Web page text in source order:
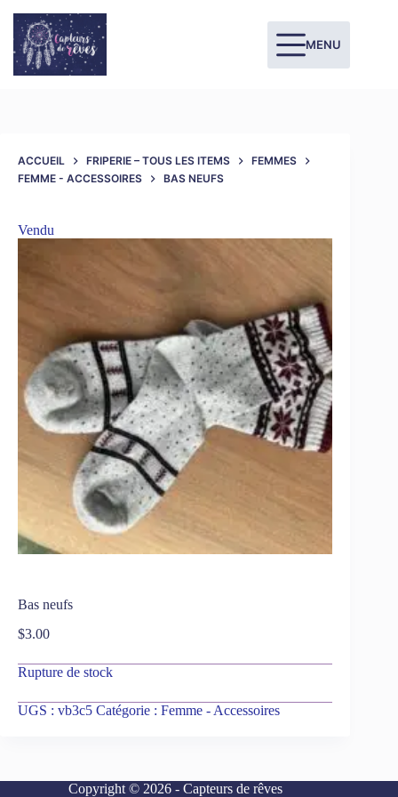
MENU
ACCUEIL FRIPERIE – TOUS LES ITEMS
FEMMES
FEMME - ACCESSOIRES
BAS NEUFS
Vendu
Bas neufs
$3.00
Rupture de stock
UGS : vb3c5 Catégorie : Femme - Accessoires
Copyright © 2026 - Capteurs de rêves